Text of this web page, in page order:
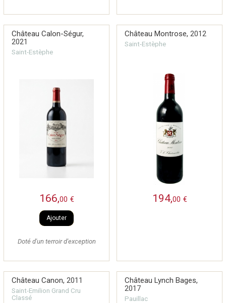
Château Calon-Ségur,
2021
Saint-Estèphe
166,00 €
Ajouter
Doté d'un terroir d'exception
Château Montrose, 2012
Saint-Estèphe
194,00 €
Château Canon, 2011
Saint-Emilion Grand Cru
Classé
Château Lynch Bages,
2017
Pauillac